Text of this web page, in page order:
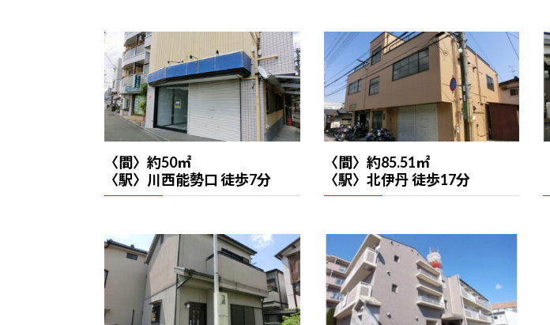
〈間〉約50㎡
〈駅〉川西能勢口 徒歩7分
〈間〉約85.51㎡
〈駅〉北伊丹 徒歩17分